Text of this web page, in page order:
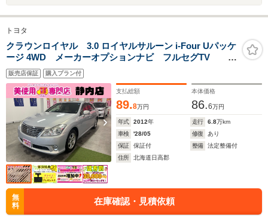
トヨタ
クラウンロイヤル 3.0 ロイヤルサルーン i-Four Uパッケ
ージ 4WD メーカーオプションナビ フルセグTV バ
ックカメラ キーレスプッシュスタート イージークロ
ーザー HIDライト パワーステアリング コネクテッド
ローン
販売店保証 購入プラン付
支払総額
89.8万円
本体価格
86.6万円
年式 2012年 走行 6.8万km
車検
'28/05 修復
あり
保証
保証付 整備
法定整備付
住所
北海道日高郡
無
料
在庫確認・見積依頼